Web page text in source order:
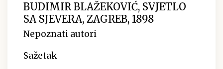
BUDIMIR BLAŽEKOVIĆ, SVJETLO
SA SJEVERA, ZAGREB, 1898
Nepoznati autori
Sažetak